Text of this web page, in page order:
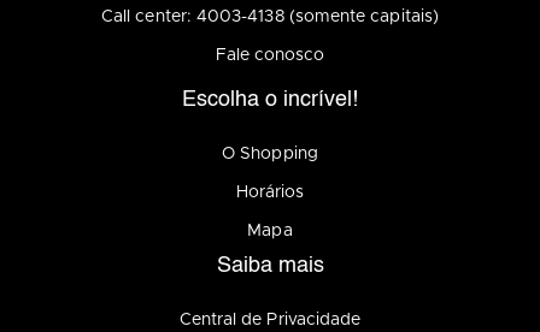
Call center: 4003-4138 (somente capitais)
Fale conosco
Escolha o incrível!
O Shopping
Horários
Mapa
Saiba mais
Central de Privacidade